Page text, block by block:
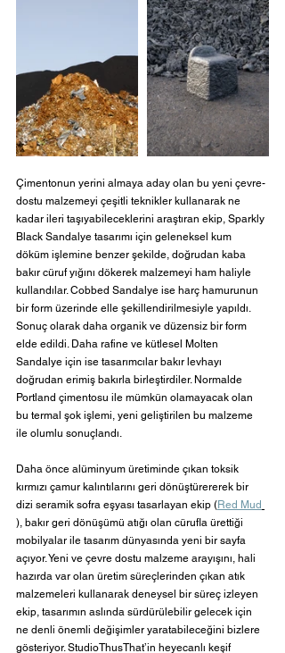
Çimentonun yerini almaya aday olan bu yeni çevre-
dostu malzemeyi çeşitli teknikler kullanarak ne
kadar ileri taşıyabileceklerini araştıran ekip, Sparkly
Black Sandalye tasarımı için geleneksel kum
döküm işlemine benzer şekilde, doğrudan kaba
bakır cüruf yığını dökerek malzemeyi ham haliyle
kullandılar. Cobbed Sandalye ise harç hamurunun
bir form üzerinde elle şekillendirilmesiyle yapıldı.
Sonuç olarak daha organik ve düzensiz bir form
elde edildi. Daha rafine ve kütlesel Molten
Sandalye için ise tasarımcılar bakır levhayı
doğrudan erimiş bakırla birleştirdiler. Normalde
Portland çimentosu ile mümkün olamayacak olan
bu termal şok işlemi, yeni geliştirilen bu malzeme
ile olumlu sonuçlandı.
Daha önce alüminyum üretiminde çıkan toksik
kırmızı çamur kalıntılarını geri dönüştürererek bir
dizi seramik sofra eşyası tasarlayan ekip (Red Mud
), bakır geri dönüşümü atığı olan cürufla ürettiği
mobilyalar ile tasarım dünyasında yeni bir sayfa
açıyor. Yeni ve çevre dostu malzeme arayışını, hali
hazırda var olan üretim süreçlerinden çıkan atık
malzemeleri kullanarak deneysel bir süreç izleyen
ekip, tasarımın aslında sürdürülebilir gelecek için
ne denli önemli değişimler yaratabileceğini bizlere
gösteriyor. StudioThusThat’in heyecanlı keşif